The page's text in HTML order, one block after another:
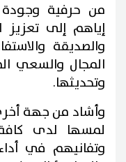
من حرفية وجودة
إياهم إلى تعزيز
والصديقة
المجال والسعي
وتحديثها.
وأشاد من جهة
لمسها لدى
وتفانيهم في